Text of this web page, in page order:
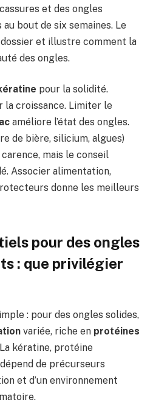
et des ongles
bout de six semaines. Le
et illustre comment la
des ongles.
pour la solidité.
la croissance. Limiter le
améliore l’état des ongles.
de bière, silicium, algues)
mais le conseil
Associer alimentation,
donne les meilleurs
pour des ongles
: que privilégier
: pour des ongles solides,
variée, riche en protéines
kératine, protéine
de précurseurs
et d’un environnement